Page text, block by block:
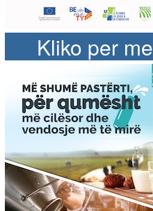
Kliko per me
shume